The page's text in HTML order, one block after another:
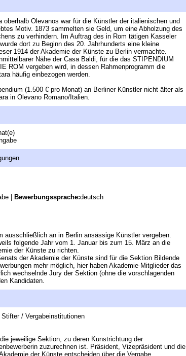
oberhalb Olevanos war für die Künstler der italienischen und
Motiv. 1873 sammelten sie Geld, um eine Abholzung des
zu verhindern. Im Auftrag des in Rom tätigen Kasseler
dort zu Beginn des 20. Jahrhunderts eine kleine
1914 der Akademie der Künste zu Berlin vermachte.
Nähe der Casa Baldi, für die das STIPENDIUM
ROM vergeben wird, in dessen Rahmenprogramm die
häufig einbezogen werden.
(1.500 € pro Monat) an Berliner Künstler nicht älter als
in Olevano Romano/Italien.
| Bewerbungssprache:deutsch
ausschließlich an in Berlin ansässige Künstler vergeben.
folgende Jahr vom 1. Januar bis zum 15. März an die
der Künste zu richten.
der Akademie der Künste sind für die Sektion Bildende
mehr möglich, hier haben Akademie-Mitglieder das
wechselnde Jury der Sektion (ohne die vorschlagenden
Kandidaten.
Stifter / Vergabeinstitutionen
jeweilige Sektion, zu deren Kunstrichtung der
zuzurechnen ist. Präsident, Vizepräsident und die
der Künste entscheiden über die Vergabe.